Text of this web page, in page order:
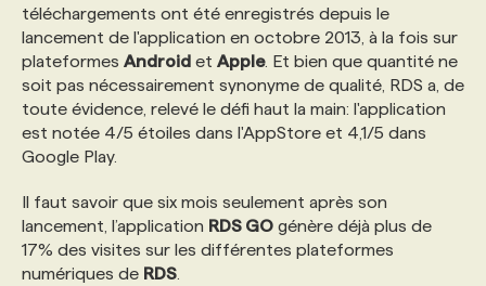
NOS AUTEUR‧RICES
POURQUOI CHOISIR NOS FORMATIONS
NOS TARIFS
FAQ
ANNONCEZ AVEC NOUS
téléchargements ont été enregistrés depuis le
lancement de l'application en octobre 2013, à la fois sur
plateformes Android et Apple. Et bien que quantité ne
soit pas nécessairement synonyme de qualité, RDS a, de
toute évidence, relevé le défi haut la main: l'application
est notée 4/5 étoiles dans l'AppStore et 4,1/5 dans
Google Play.
Il faut savoir que six mois seulement après son
lancement, l’application RDS GO génère déjà plus de
17% des visites sur les différentes plateformes
numériques de RDS